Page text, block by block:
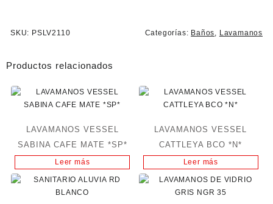
SKU: PSLV2110 Categorías: Baños, Lavamanos
Productos relacionados
LAVAMANOS VESSEL
SABINA CAFE MATE *SP*
Leer más
LAVAMANOS VESSEL
CATTLEYA BCO *N*
Leer más